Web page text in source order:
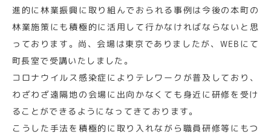
進的に林業振興に取り組んでおられる事例は今後の本町の
林業施策にも積極的に活用して行かなければならないと思
っております。尚、会場は東京でありましたが、WEBにて
町長室で受講いたしました。
コロナウイルス感染症によりテレワークが普及しており、
わざわざ遠隔地の会場に出向かなくても身近に研修を受け
ることができるようになってきております。
こうした手法を積極的に取り入れながら職員研修等にもつ